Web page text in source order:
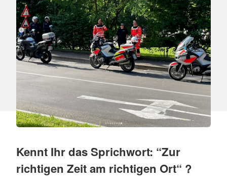
Kennt Ihr das Sprichwort: “Zur
richtigen Zeit am richtigen Ort“ ?